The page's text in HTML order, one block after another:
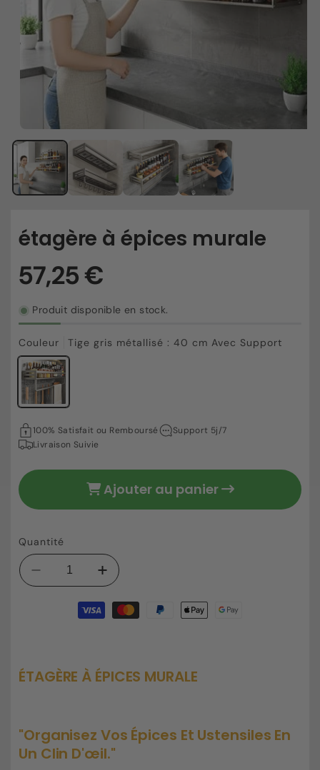
étagère à épices murale
Prix
habituel
57,25 €
Produit disponible en stock.
Couleur Tige gris métallisé : 40 cm Avec Support
100% Satisfait ou Remboursé
Support 5j/7
Livraison Suivie
Ajouter au panier
Quantité
Réduire
la
quantité
épices
murale
Augmenter
la
quantité
de
murale
ÉTAGÈRE À ÉPICES MURALE
"Organisez Vos Épices Et Ustensiles En
Un Clin D'œil."